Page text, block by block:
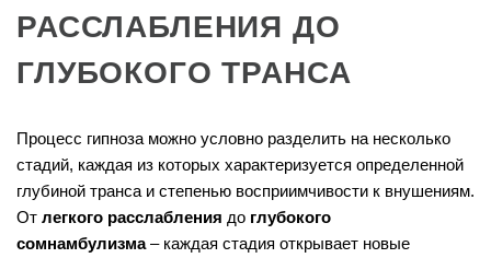
РАССЛАБЛЕНИЯ ДО
ГЛУБОКОГО ТРАНСА
Процесс гипноза можно условно разделить на несколько
стадий, каждая из которых характеризуется определенной
глубиной транса и степенью восприимчивости к внушениям.
От легкого расслабления до глубокого
сомнамбулизма– каждая стадия открывает новые